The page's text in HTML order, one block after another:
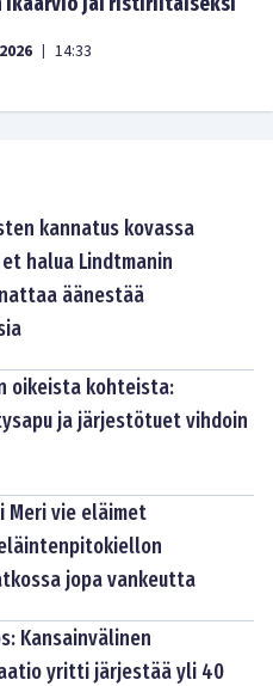
| 14:33
kannatus kovassa
halua Lindtmanin
äänestää
oikeista kohteista:
ja järjestötuet vihdoin
Meri vie eläimet
jopa vankeutta
Kansainvälinen
yritti järjestää yli 40